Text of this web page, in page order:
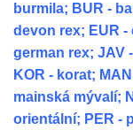
burmila; BUR -
devon rex; EUR -
german rex; JAV
KOR - korat;
mainská mývalí;
orientální; PER -